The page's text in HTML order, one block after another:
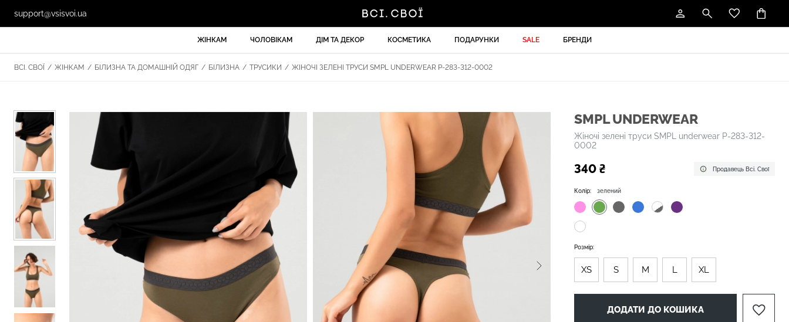
support@vsisvoi.ua
ЖІНКАМ ЧОЛОВІКАМ ДІМ ТА ДЕКОР КОСМЕТИКА ПОДАРУНКИ SALE БРЕНДИ
ВСІ. СВОЇ / ЖІНКАМ / БІЛИЗНА ТА ДОМАШНІЙ ОДЯГ / БІЛИЗНА / ТРУСИКИ / ЖІНОЧІ ЗЕЛЕНІ ТРУСИ SMPL UNDERWEAR P-283-312-0002
SMPL UNDERWEAR
Жіночі зелені труси SMPL underwear P-283-312-
0002
340 ₴ Продавець Всі. Свої
Колір: зелений
Розмір:
XS S M L XL
ДОДАТИ ДО КОШИКА